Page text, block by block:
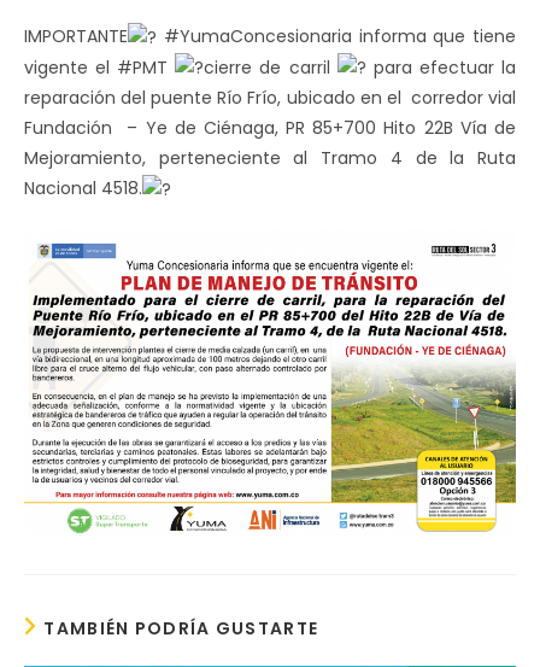
IMPORTANTE
#YumaConcesionaria informa que tiene
vigente el #PMT
cierre de carril
para efectuar la
reparación del puente Río Frío, ubicado en el corredor vial
Fundación – Ye de Ciénaga, PR 85+700 Hito 22B Vía de
Mejoramiento, perteneciente al Tramo 4 de la Ruta
Nacional 4518.
TAMBIÉN PODRÍA GUSTARTE